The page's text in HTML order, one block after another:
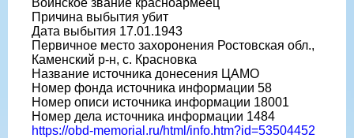
Воинское звание красноармеец
Причина выбытия убит
Дата выбытия 17.01.1943
Первичное место захоронения Ростовская обл.,
Каменский р-н, с. Красновка
Название источника донесения ЦАМО
Номер фонда источника информации 58
Номер описи источника информации 18001
Номер дела источника информации 1484
https://obd-memorial.ru/html/info.htm?id=53504452